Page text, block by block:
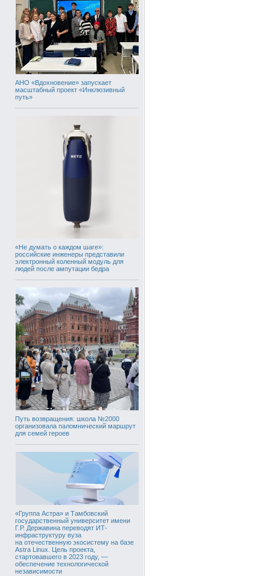
АНО «Вдохновение» запускает
масштабный проект «Инклюзивный
путь»
«Не думать о каждом шаге»:
российские инженеры представили
электронный коленный модуль для
людей после ампутации бедра
Путь возвращения: школа №2000
организовала паломнический маршрут
для семей героев
«Группа Астра» и Тамбовский
государственный университет имени
Г.Р. Державина переводят ИТ-
инфраструктуру вуза
на отечественную экосистему на базе
Astra Linux. Цель проекта,
стартовавшего в 2023 году, —
обеспечение технологической
независимости